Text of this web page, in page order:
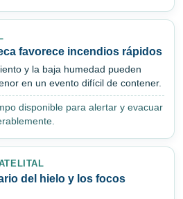
favorece incendios rápidos
y la baja humedad pueden
en un evento difícil de contener.
disponible para alertar y evacuar
del hielo y los focos